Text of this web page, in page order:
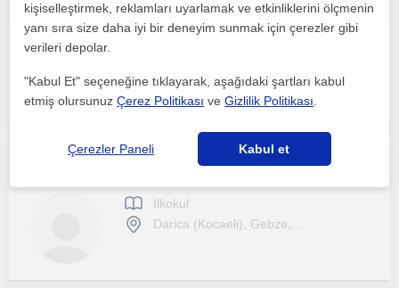
İlkokul bünyesindeki tüm dersler ve ödev takibi
Ilkokul
Darica (Kocaeli), Gebze,...
kişiselleştirmek, reklamları uyarlamak ve etkinliklerini ölçmenin
yanı sıra size daha iyi bir deneyim sunmak için çerezler gibi
verileri depolar.
"Kabul Et" seçeneğine tıklayarak, aşağıdaki şartları kabul
etmiş olursunuzÇerez Politikası veGizlilik Politikası
Çerezler Paneli Kabul et